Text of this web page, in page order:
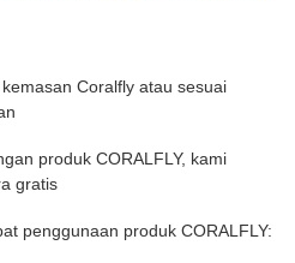
Coralfly atau sesuai
produk CORALFLY, kami
gratis
penggunaan produk CORALFLY: